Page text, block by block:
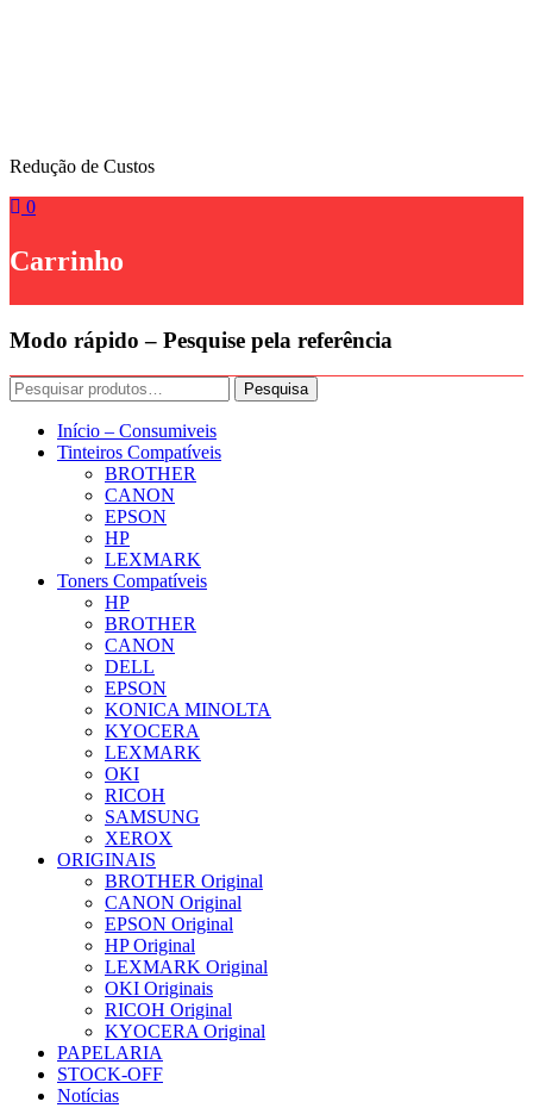
Redução de Custos
0
Carrinho
Modo rápido – Pesquise pela referência
Pesquisar
por:
Pesquisa
Início – Consumiveis
Tinteiros Compatíveis
BROTHER
CANON
EPSON
HP
LEXMARK
Toners Compatíveis
HP
BROTHER
CANON
DELL
EPSON
KONICA MINOLTA
KYOCERA
LEXMARK
OKI
RICOH
SAMSUNG
XEROX
ORIGINAIS
BROTHER Original
CANON Original
EPSON Original
HP Original
LEXMARK Original
OKI Originais
RICOH Original
KYOCERA Original
PAPELARIA
STOCK-OFF
Notícias